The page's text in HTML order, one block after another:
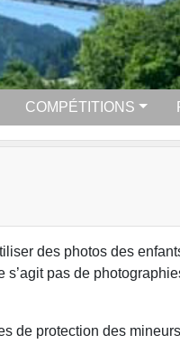
COMPÉTITIONS
des photos des
pas de
de protection des